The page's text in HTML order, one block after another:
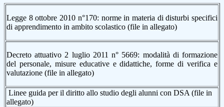
Legge 8 ottobre 2010 n°170: norme in materia di disturbi specifici
di apprendimento in ambito scolastico (file in allegato)
Decreto attuativo 2 luglio 2011 n° 5669: modalità di formazione
del personale, misure educative e didattiche, forme di verifica e
valutazione (file in allegato)
Linee guida per il diritto allo studio degli alunni con DSA (file in
allegato)